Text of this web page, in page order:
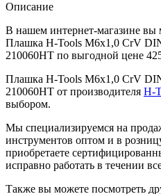
Описание
В нашем интернет-магазине вы
Плашка H-Tools М6х1,0 CrV
210060HT по выгодной цене
Плашка H-Tools М6х1,0 CrV
210060HT от производителя H-
выбором.
Мы специализируемся на
инструментов оптом и в
приобретаете
исправно работать в течении
Также вы можете посмотреть